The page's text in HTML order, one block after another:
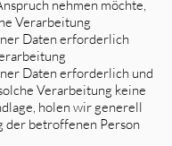
nehmen möchte,
Verarbeitung
Daten erforderlich
Daten erforderlich und
Verarbeitung keine
holen wir generell
der betroffenen Person